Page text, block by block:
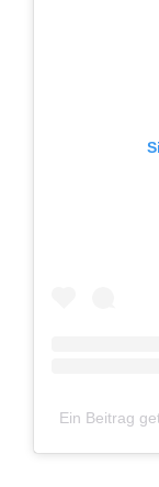
Ein Beitrag